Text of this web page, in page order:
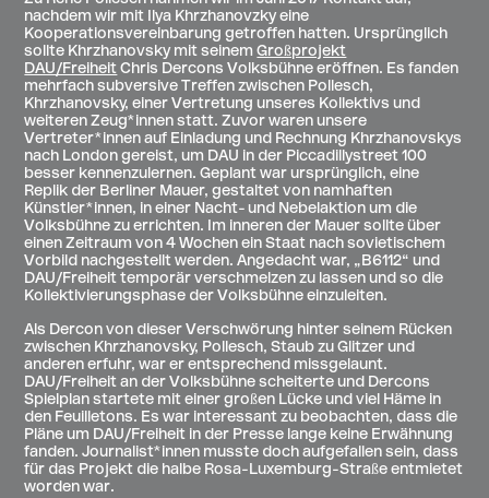
nachdem wir mit Ilya Khrzhanovzky eine
Kooperationsvereinbarung getroffen hatten. Ursprünglich
sollte Khrzhanovsky mit seinemGroßprojekt
DAU/Freiheit Chris Dercons Volksbühne eröffnen. Es fanden
mehrfach subversive Treffen zwischen Pollesch,
Khrzhanovsky, einer Vertretung unseres Kollektivs und
weiteren Zeug*innen statt. Zuvor waren unsere
Vertreter*innen auf Einladung und Rechnung Khrzhanovskys
nach London gereist, um DAU in der Piccadillystreet 100
besser kennenzulernen. Geplant war ursprünglich, eine
Replik der Berliner Mauer, gestaltet von namhaften
Künstler*innen, in einer Nacht- und Nebelaktion um die
Volksbühne zu errichten. Im inneren der Mauer sollte über
einen Zeitraum von 4 Wochen ein Staat nach sovietischem
Vorbild nachgestellt werden. Angedacht war, „B6112“ und
DAU/Freiheit temporär verschmelzen zu lassen und so die
Kollektivierungsphase der Volksbühne einzuleiten.
Als Dercon von dieser Verschwörung hinter seinem Rücken
zwischen Khrzhanovsky, Pollesch, Staub zu Glitzer und
anderen erfuhr, war er entsprechend missgelaunt.
DAU/Freiheit an der Volksbühne scheiterte und Dercons
Spielplan startete mit einer großen Lücke und viel Häme in
den Feuilletons. Es war interessant zu beobachten, dass die
Pläne um DAU/Freiheit in der Presse lange keine Erwähnung
fanden. Journalist*innen musste doch aufgefallen sein, dass
für das Projekt die halbe Rosa-Luxemburg-Straße entmietet
worden war.